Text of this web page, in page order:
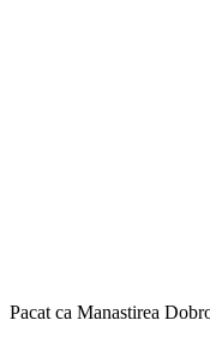
Pacat ca Manastirea